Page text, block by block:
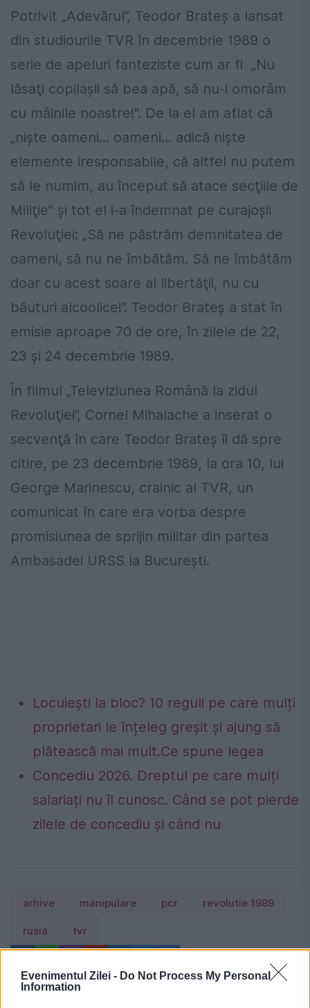
Evenimentul Zilei - Do Not Process My Personal
Information
Potrivit „Adevărul”, Teodor Brateș a lansat
din studiourile TVR în decembrie 1989 o
serie de apeluri fanteziste cum ar fi „Nu
lăsaţi copilaşii să bea apă, să nu-i omorâm
cu mâinile noastre!". De la el am aflat că
„nişte oameni... oameni... adică nişte
elemente iresponsabile, că altfel nu putem
să le numim, au început să atace secţiile de
Miliţie" şi tot el i-a îndemnat pe curajoşii
Revoluţiei: „Să ne păstrăm demnitatea de
oameni, să nu ne îmbătăm. Să ne îmbătăm
doar cu acest soare al libertăţii, nu cu
băuturi alcoolice!”. Teodor Brateş a stat în
emisie aproape 70 de ore, în zilele de 22,
23 şi 24 decembrie 1989.
În filmul „Televiziunea Română la zidul
Revoluţiei”, Cornel Mihalache a inserat o
secvenţă în care Teodor Brateş îi dă spre
citire, pe 23 decembrie 1989, la ora 10, lui
George Marinescu, crainic al TVR, un
comunicat în care era vorba despre
promisiunea de sprijin militar din partea
Ambasadei URSS la Bucureşti.
Locuiești la bloc? 10 reguli pe care mulți
proprietari le înțeleg greșit și ajung să
plătească mai mult.Ce spune legea
Concediu 2026. Dreptul pe care mulți
salariați nu îl cunosc. Când se pot pierde
zilele de concediu și când nu
arhive manipulare pcr revolutie 1989
rusia tvr